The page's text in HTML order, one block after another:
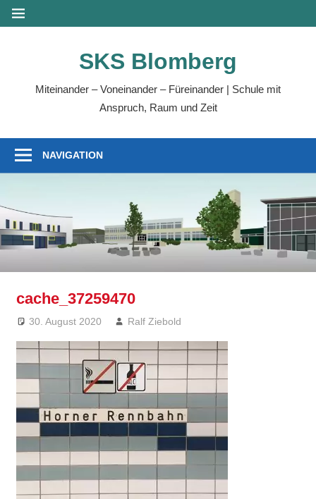
Zum
Inhalt
MENÜ
SKS Blomberg
Miteinander – Voneinander – Füreinander | Schule mit
Anspruch, Raum und Zeit
NAVIGATION
cache_37259470
30. August 2020 Ralf Ziebold